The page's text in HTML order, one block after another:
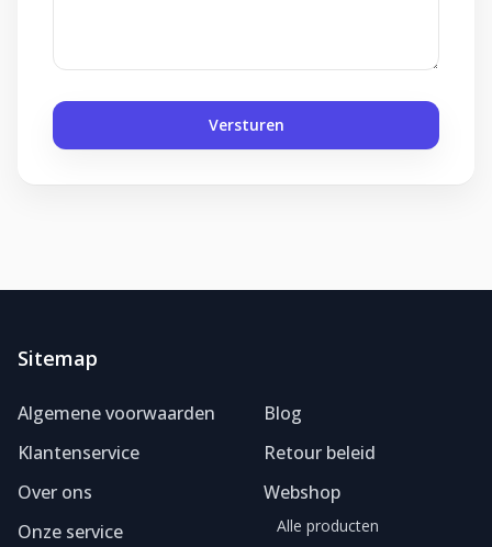
Versturen
Sitemap
Algemene voorwaarden
Klantenservice
Over ons
Onze service
Blog
Retour beleid
Webshop
Alle producten